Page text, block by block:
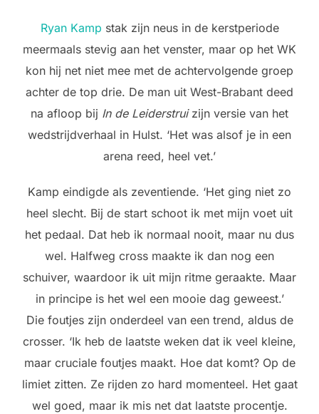
Ryan Kamp stak zijn neus in de kerstperiode
meermaals stevig aan het venster, maar op het WK
kon hij net niet mee met de achtervolgende groep
achter de top drie. De man uit West-Brabant deed
na afloop bij In de Leiderstruizijn versie van het
wedstrijdverhaal in Hulst. ‘Het was alsof je in een
arena reed, heel vet.’
Kamp eindigde als zeventiende. ‘Het ging niet zo
heel slecht. Bij de start schoot ik met mijn voet uit
het pedaal. Dat heb ik normaal nooit, maar nu dus
wel. Halfweg cross maakte ik dan nog een
schuiver, waardoor ik uit mijn ritme geraakte. Maar
in principe is het wel een mooie dag geweest.’
Die foutjes zijn onderdeel van een trend, aldus de
crosser. ‘Ik heb de laatste weken dat ik veel kleine,
maar cruciale foutjes maakt. Hoe dat komt? Op de
limiet zitten. Ze rijden zo hard momenteel. Het gaat
wel goed, maar ik mis net dat laatste procentje.